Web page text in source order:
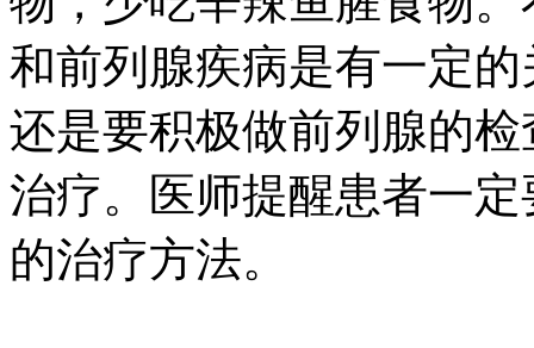
和前列腺疾病是有一定
还是要积极做前列腺的
治疗。医师提醒患者一
的治疗方法。